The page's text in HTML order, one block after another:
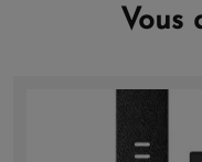
Vous